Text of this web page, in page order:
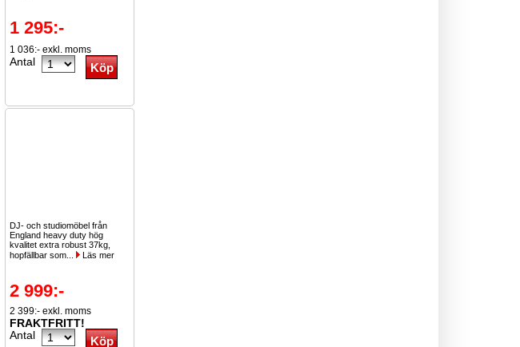
1 295:-
1 036:- exkl. moms
Antal
DJ- och studiomöbel från
England heavy duty hög
kvalitet extra robust 37kg,
hopfällbar som...
Läs mer
2 999:-
2 399:- exkl. moms
FRAKTFRITT!
Antal